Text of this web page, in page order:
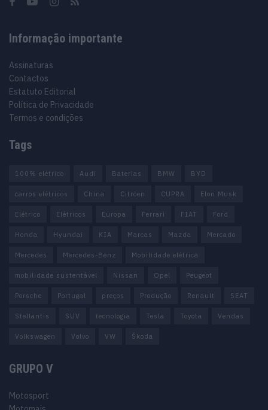
Informação importante
Assinaturas
Contactos
Estatuto Editorial
Política de Privacidade
Termos e condições
Tags
100% elétrico Audi Baterias BMW BYD
carros elétricos China Citröen CUPRA Elon Musk
Elétrico Elétricos Europa Ferrari FIAT Ford
Honda Hyundai KIA Marcas Mazda Mercado
Mercedes Mercedes-Benz Mobilidade elétrica
mobilidade sustentável Nissan Opel Peugeot
Porsche Portugal preços Produção Renault SEAT
Stellantis SUV tecnologia Tesla Toyota Vendas
Volkswagen Volvo VW Škoda
GRUPO V
Motosport